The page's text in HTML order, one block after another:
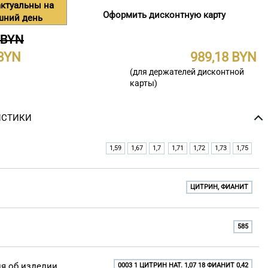
на
день
Оформить дисконтную карту
989,18
(для держателей дисконтной
карты)
1,59 1,67 1,7 1,71 1,72 1,73 1,75
ЦИТРИН, ФИАНИТ
585
0003 1 ЦИТРИН НАТ. 1,07 18 ФИАНИТ 0,42